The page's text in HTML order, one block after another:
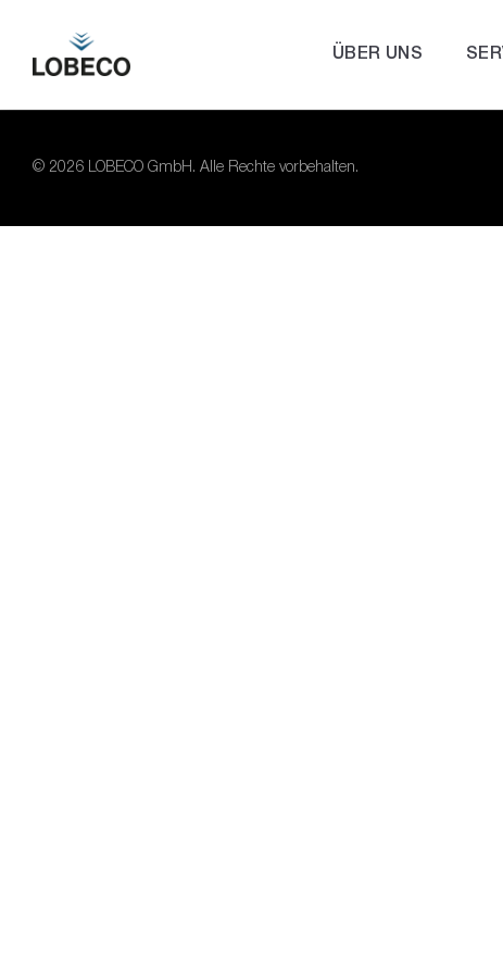
ÜBER UNS
© 2026 LOBECO GmbH. Alle Rechte vorbehalten.